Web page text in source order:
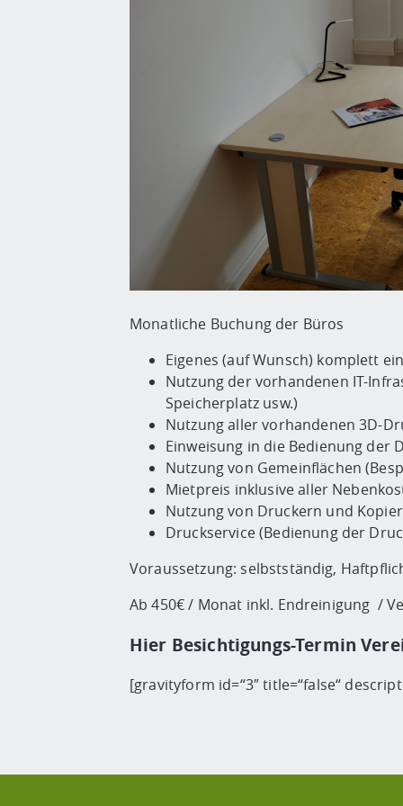
Monatliche Buchung der Büros
Eigenes (auf Wunsch) komplett
Nutzung der vorhandenen IT-
Speicherplatz usw.)
Nutzung aller vorhandenen 3D-
Einweisung in die Bedienung der
Nutzung von Gemeinflächen
Mietpreis inklusive aller
Nutzung von Druckern und
Druckservice (Bedienung der
Voraussetzung: selbstständig,
Ab 450€ / Monat inkl. Endreinigung /
Hier Besichtigungs-Termin
[gravityform id=“3″ title=“false“